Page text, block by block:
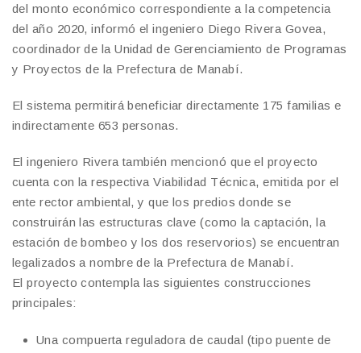
del monto económico correspondiente a la competencia
del año 2020, informó el ingeniero Diego Rivera Govea,
coordinador de la Unidad de Gerenciamiento de Programas
y Proyectos de la Prefectura de Manabí.
El sistema permitirá beneficiar directamente 175 familias e
indirectamente 653 personas.
El ingeniero Rivera también mencionó que el proyecto
cuenta con la respectiva Viabilidad Técnica, emitida por el
ente rector ambiental, y que los predios donde se
construirán las estructuras clave (como la captación, la
estación de bombeo y los dos reservorios) se encuentran
legalizados a nombre de la Prefectura de Manabí.
El proyecto contempla las siguientes construcciones
principales:
​Una compuerta reguladora de caudal (tipo puente de